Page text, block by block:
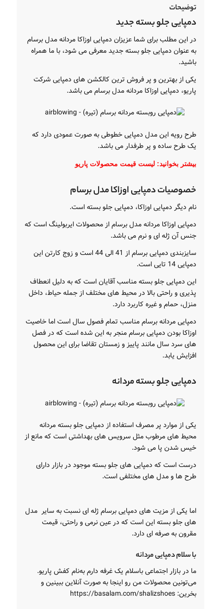
توضیحات
دمپایی جلو بسته جدید
در این مطلب برای شما عزیزان دمپایی اوزاکا مردانه مدل برسام
به عنوان دمپایی جلو بسته جدید معرفی می شود، با ما همراه
باشید.
یکی از بهترین و پر فروش ترین کالکشن های دمپایی شرکت
پاریو، دمپایی اوزاکا مردانه مدل برسام می باشد.
طرح رویه این مدل دمپایی خطوطی به صورت عمودی دارد که
یک طرح ساده و پر طرفدار می باشد.
بیشتر بخوانید: لیست قیمت محصولات پاریو
خصوصیات دمپایی اوزاکا مدل برسام
نام دیگر دمپایی اوزاکا، دمپایی جلو بسته است.
دمپایی اوزاکا مردانه مدل برسام از محصولات ایربولینگ است که
جنس آن ژله ای و نرم می باشد.
سایزبندی دمپایی برسام از 41 الی 44 است و زوج کارتن این
دمپایی 14 تایی است.
این دمپایی جلو بسته مناسب آقایان است که به دلیل انعطاف
پذیری و راحتی بالا در محیط های مختلف از جمله حیاط، داخل
منزل، حمام و غیره کاربرد دارد.
دمپایی مردانه برسام مناسب تمام فصول سال است اما خاصیت
اوزاکا بودن دمپایی برسام منجر به این شده است که در فصل
های سرد سال مانند پاییز و زمستان تقاضا برای این محصول
افزایش یابد.
دمپایی جلو بسته مردانه
یکی از موارد پر مصرف استفاده از دمپایی جلو بسته مردانه
محیط های مرطوب مثل سرویس های بهداشتی است که مانع از
خیس شدن پا می شود.
درست است که دمپایی های جلو بسته موجود در بازار دارای
طرح ها و مدل های مختلفی است.
اما یکی از مزیت های دمپایی برسام ژله ای نسبت به سایر مدل
های جلو بسته این است که در عین نرمی و راحتی، قیمت
مقرون به صرفه ای دارد.
با سلام دمپایی مردانه
ما در بازار اجتماعی باسلام یک غرفه دارم به‌نام کفش پاریو.
می‌تونین محصولات من رو اینجا به صورت آنلاین ببینین و
بخرین: https://basalam.com/shalizshoes